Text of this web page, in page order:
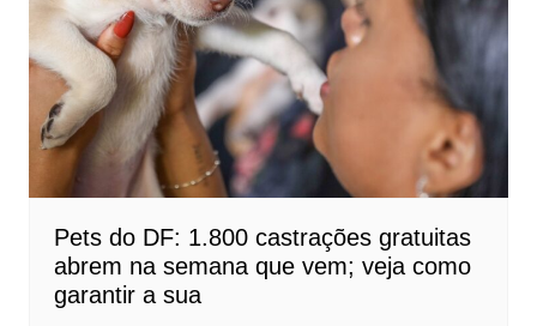
Pets do DF: 1.800 castrações gratuitas
abrem na semana que vem; veja como
garantir a sua